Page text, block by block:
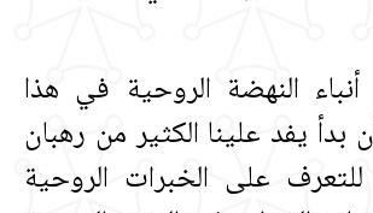
النهضة الروحية في هذا
بدأ يفد علينا الكثير من رهبان
للتعرف على الخبرات الروحية